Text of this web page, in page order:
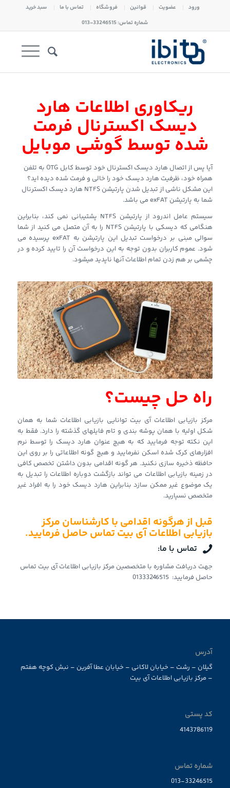
ورود عضویت قوانین فروشگاه تماس با ما
سبد خرید
شماره تماس: 33246515-013
ریکاوری اطلاعات هارد
دیسک اکسترنال فرمت
شده توسط گوشی موبایل
آیا پس از اتصال هارد دیسک اکسترنال خود توسط کابل OTG به تلفن
همراه خود، ظرفیت هارد دیسک خود را خالی و فرمت شده دیده اید؟
این مشکل ناشی از تبدیل شدن پارتیشن NTFS هارد دیسک اکسترنال
شما به پارتیشن exFAT می باشد.
سیستم عامل اندرود از پارتیشن NTFS پشتیبانی نمی کند، بنابراین
هنگامی که دیسکی با پارتیشن NTFS را به آن متصل می کنید از شما
سوالی مبنی بر درخواست تبدیل این پارتیشن به exFAT پرسیده می
شود. عموم کاربران بدون توجه به این درخواست آن را تایید کرده و در
چشمی بر هم زدن تمام اطلاعات آنها ناپدید میشود.
راه حل چیست؟
مرکز بازیابی اطلاعات آی بیت توانایی بازیابی اطلاعات شما به همان
شکل اولیه با همان پوشه بندی و تام فایلهای گذشته را دارد. فقط به
این نکته توجه فرمایید که به هیچ عنوان هارد دیسک را توسط نرم
افزارهای کرک شده اسکن نفرمایید و هیچ گونه اطلاعاتی را بر روی این
حافظه ذخیره سازی نکنید. هر گونه اقدامی بدون داشتن تخصص کافی
در زمینه بازیابی اطلاعات می تواند بازگشت دوباره اطلاعات را تبدیل به
یک موضوع غیر ممکن سازد بنابراین هارد دیسک خود را به افراد غیر
متخصص نسپارید.
قبل از هرگونه اقدامی با کارشناسان مرکز
بازیابی اطلاعات آی بیت تماس حاصل فرمایید.
تماس با ما:
جهت دریافت مشاوره با متخصصین مرکز بازیابی اطلاعات آی بیت تماس
حاصل فرمایید: 01333246515
آدرس
گیلان – رشت – خیابان لاکانی – خیابان عطا آفرین – نبش کوچه هفتم
– مرکز بازیابی اطلاعات آی بیت
کد پستی
4143786119
شماره تماس
013-33246515